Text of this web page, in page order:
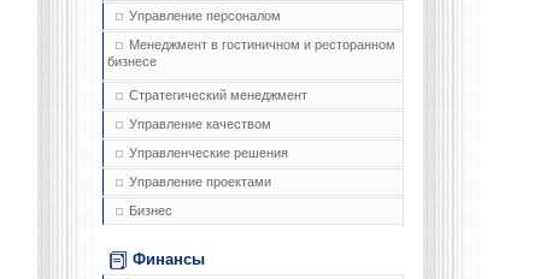
Управление персоналом
Менеджмент в гостиничном и ресторанном
бизнесе
Стратегический менеджмент
Управление качеством
Управленческие решения
Управление проектами
Бизнес
Финансы